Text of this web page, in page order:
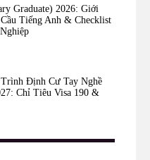
Graduate) 2026: Giới
Tiếng Anh & Checklist
Định Cư Tay Nghề
Chỉ Tiêu Visa 190 &